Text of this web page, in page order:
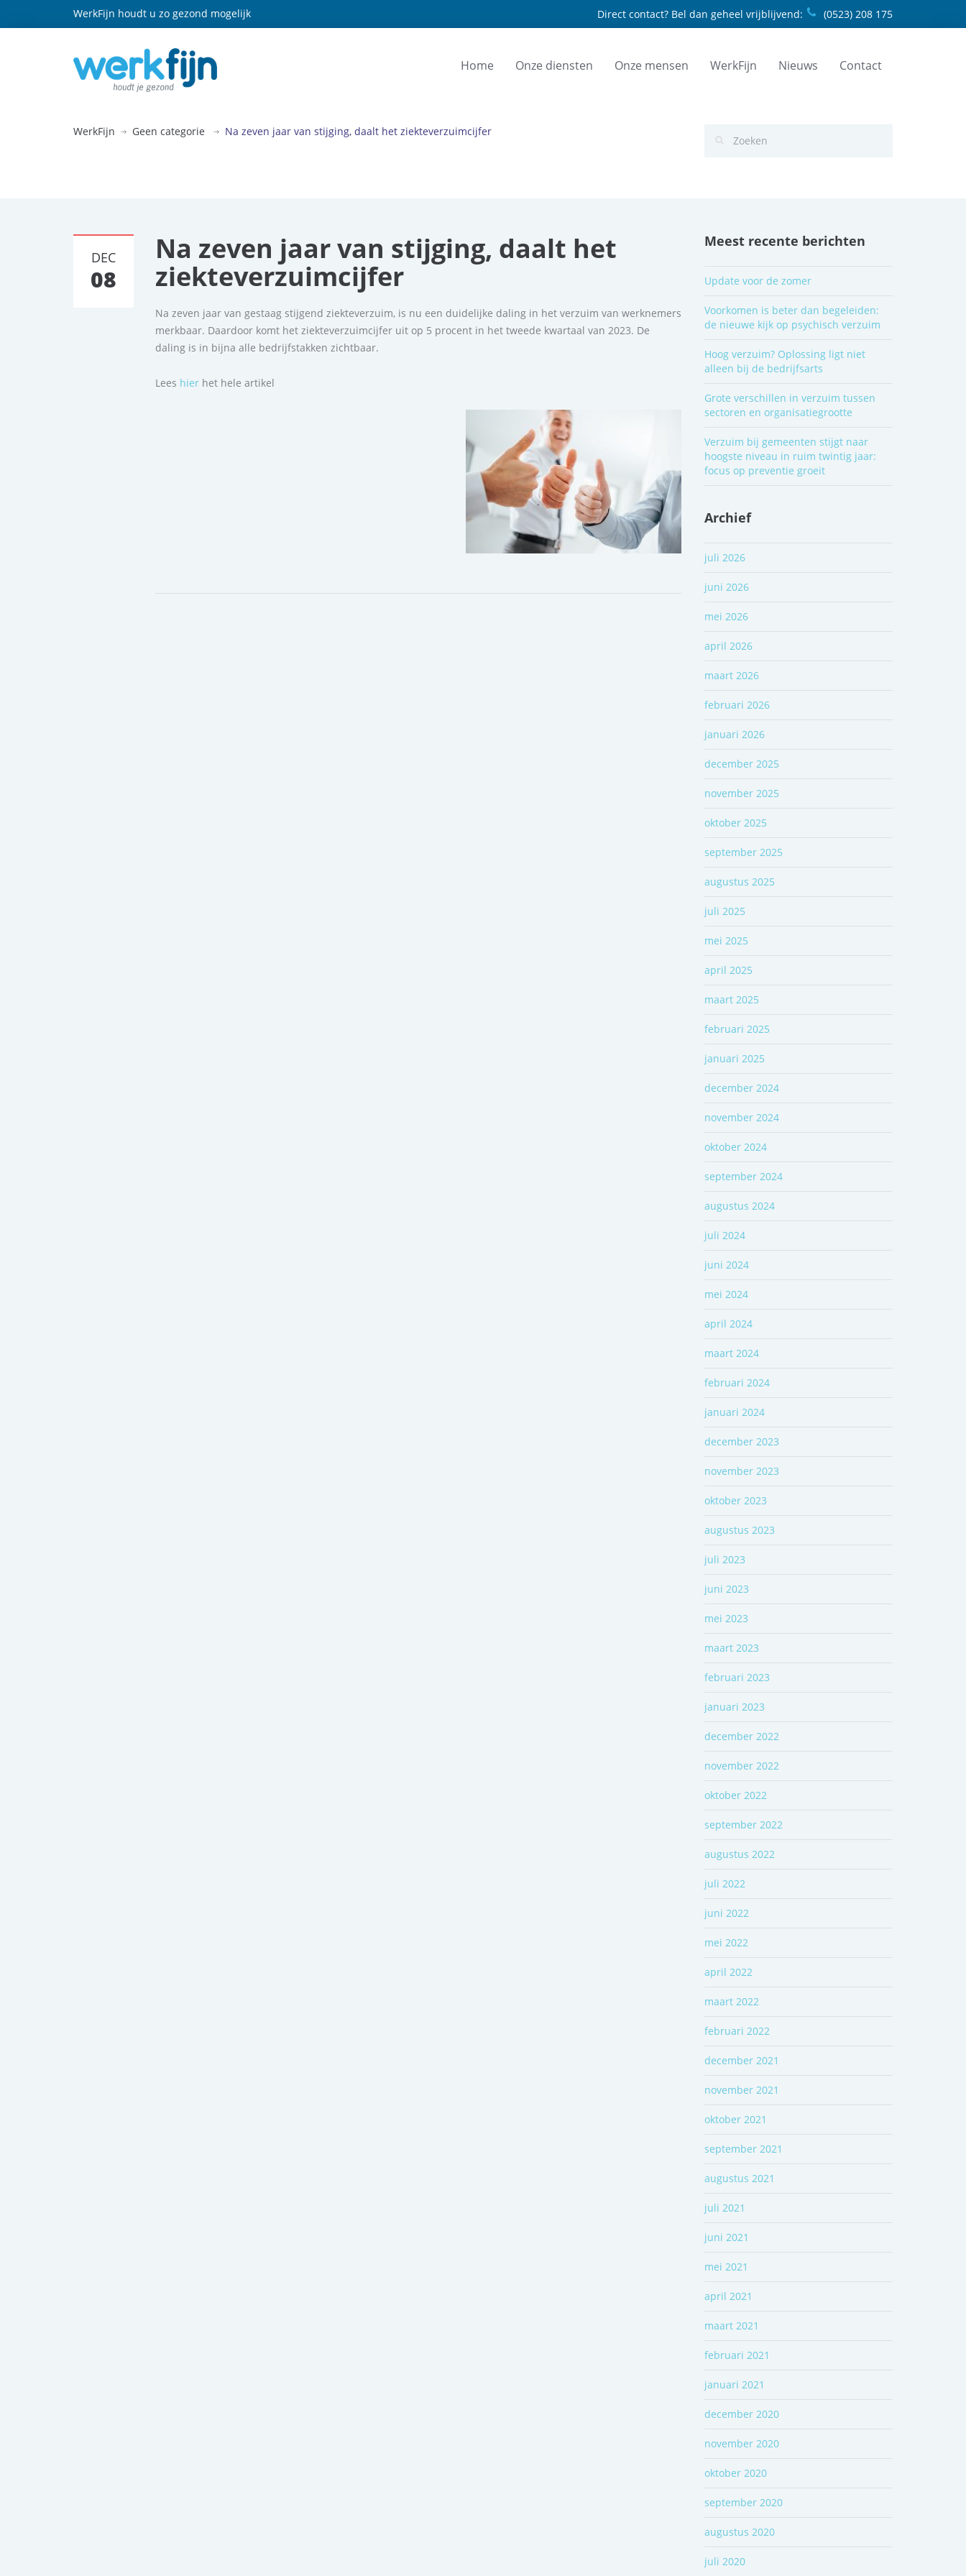
WerkFijn houdt u zo gezond mogelijk Direct contact? Bel dan geheel vrijblijvend: (0523) 208 175
Home Onze diensten Onze mensen WerkFijn Nieuws Contact
WerkFijn Geen categorie Na zeven jaar van stijging, daalt het ziekteverzuimcijfer
DEC
08
Na zeven jaar van stijging, daalt het
ziekteverzuimcijfer
Na zeven jaar van gestaag stijgend ziekteverzuim, is nu een duidelijke daling in het verzuim van werknemers
merkbaar. Daardoor komt het ziekteverzuimcijfer uit op 5 procent in het tweede kwartaal van 2023. De
daling is in bijna alle bedrijfstakken zichtbaar.
Lees hier het hele artikel
Meest recente berichten
Update voor de zomer
Voorkomen is beter dan begeleiden:
de nieuwe kijk op psychisch verzuim
Hoog verzuim? Oplossing ligt niet
alleen bij de bedrijfsarts
Grote verschillen in verzuim tussen
sectoren en organisatiegrootte
Verzuim bij gemeenten stijgt naar
hoogste niveau in ruim twintig jaar:
focus op preventie groeit
Archief
juli 2026
juni 2026
mei 2026
april 2026
maart 2026
februari 2026
januari 2026
december 2025
november 2025
oktober 2025
september 2025
augustus 2025
juli 2025
mei 2025
april 2025
maart 2025
februari 2025
januari 2025
december 2024
november 2024
oktober 2024
september 2024
augustus 2024
juli 2024
juni 2024
mei 2024
april 2024
maart 2024
februari 2024
januari 2024
december 2023
november 2023
oktober 2023
augustus 2023
juli 2023
juni 2023
mei 2023
maart 2023
februari 2023
januari 2023
december 2022
november 2022
oktober 2022
september 2022
augustus 2022
juli 2022
juni 2022
mei 2022
april 2022
maart 2022
februari 2022
december 2021
november 2021
oktober 2021
september 2021
augustus 2021
juli 2021
juni 2021
mei 2021
april 2021
maart 2021
februari 2021
januari 2021
december 2020
november 2020
oktober 2020
september 2020
augustus 2020
juli 2020